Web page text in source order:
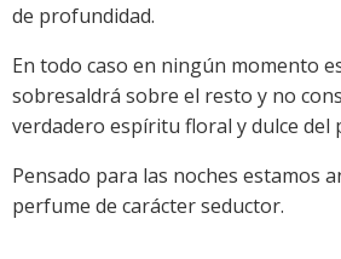
de profundidad.
En todo caso en ningún momento
sobresaldrá sobre el resto y no
verdadero espíritu floral y dulce del
Pensado para las noches estamos
perfume de carácter seductor.